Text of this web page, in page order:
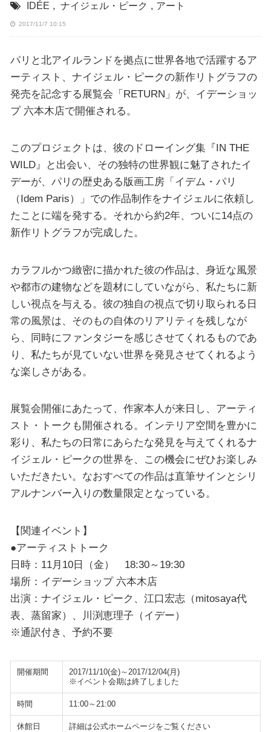
IDÉE , ナイジェル・ピーク , アート
2017/11/7 10:15
パリと北アイルランドを拠点に世界各地で活躍するア
ーティスト、ナイジェル・ピークの新作リトグラフの
発売を記念する展覧会「RETURN」が、イデーショッ
プ 六本木店で開催される。
このプロジェクトは、彼のドローイング集『IN THE
WILD』と出会い、その独特の世界観に魅了されたイ
デーが、パリの歴史ある版画工房「イデム・パリ
（Idem Paris）」での作品制作をナイジェルに依頼し
たことに端を発する。それから約2年、ついに14点の
新作リトグラフが完成した。
カラフルかつ緻密に描かれた彼の作品は、身近な風景
や都市の建物などを題材にしていながら、私たちに新
しい視点を与える。彼の独自の視点で切り取られる日
常の風景は、そのもの自体のリアリティを残しなが
ら、同時にファンタジーを感じさせてくれるものであ
り、私たちが見ていない世界を発見させてくれるよう
な楽しさがある。
展覧会開催にあたって、作家本人が来日し、アーティ
スト・トークも開催される。インテリア空間を豊かに
彩り、私たちの日常にあらたな発見を与えてくれるナ
イジェル・ピークの世界を、この機会にぜひお楽しみ
いただきたい。なおすべての作品は直筆サインとシリ
アルナンバー入りの数量限定となっている。
【関連イベント】
●アーティストトーク
日時：11月10日（金） 18:30～19:30
場所：イデーショップ 六本木店
出演：ナイジェル・ピーク、江口宏志（mitosaya代
表、蒸留家）、川渕恵理子（イデー）
※通訳付き、予約不要
開催期間
2017/11/10(金)～2017/12/04(月)
※イベント会期は終了しました
時間 11:00～21:00
休館日 詳細は公式ホームページをご覧ください